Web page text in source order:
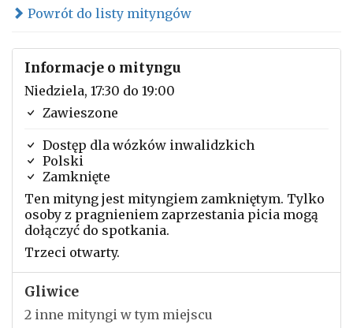
Powrót do listy mityngów
Informacje o mityngu
Niedziela, 17:30 do 19:00
Zawieszone
Dostęp dla wózków inwalidzkich
Polski
Zamknięte
Ten mityng jest mityngiem zamkniętym. Tylko
osoby z pragnieniem zaprzestania picia mogą
dołączyć do spotkania.
Trzeci otwarty.
Gliwice
2 inne mityngi w tym miejscu